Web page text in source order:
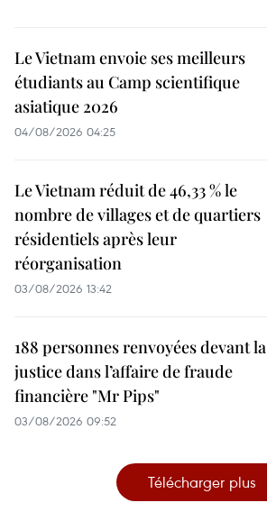
Le Vietnam envoie ses meilleurs
étudiants au Camp scientifique
asiatique 2026
04/08/2026 04:25
Le Vietnam réduit de 46,33 % le
nombre de villages et de quartiers
résidentiels après leur
réorganisation
03/08/2026 13:42
188 personnes renvoyées devant la
justice dans l’affaire de fraude
financière "Mr Pips"
03/08/2026 09:52
Télécharger plus